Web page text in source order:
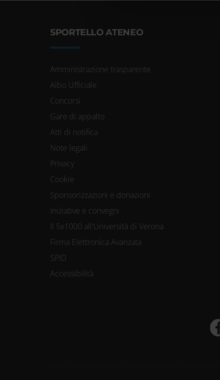
SPORTELLO ATENEO
Amministrazione trasparente
Albo Ufficiale
Concorsi
Gare di appalto
Atti di notifica
Note legali
Privacy
Cookie
Sponsorizzazioni e donazioni
Iniziative e convegni
Il 5x1000 all'Università di Verona
Firma Elettronica Avanzata
SPID
Accessibilità